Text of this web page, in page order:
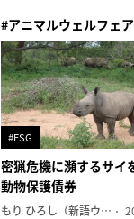
#アニマルウェルフェア
#ESG
密猟危機に瀕するサイ
動物保護債券
もり ひろし（新語ウォッチャー）